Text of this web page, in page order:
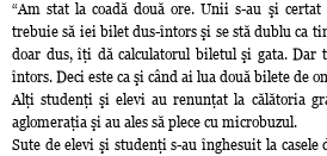
“Am stat la coadă două ore. Unii s-au şi certat
trebuie să iei bilet dus-întors şi se stă dublu ca
doar dus, îţi dă calculatorul biletul şi gata.
întors. Deci este ca şi când ai lua două bilete de
Alţi studenţi şi elevi au renunţat la călătoria
aglomeraţia şi au ales să plece cu microbuzul.
Sute de elevi şi studenţi s-au înghesuit la casele